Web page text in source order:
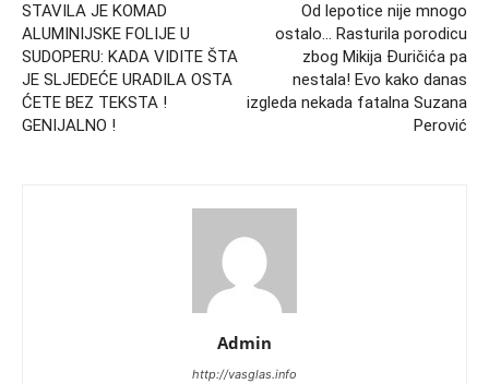
STAVILA JE KOMAD
ALUMINIJSKE FOLIJE U
SUDOPERU: KADA VIDITE ŠTA
JE SLJEDEĆE URADILA OSTA
ĆETE BEZ TEKSTA !
GENIJALNO !
Od lepotice nije mnogo
ostalo… Rasturila porodicu
zbog Mikija Đuričića pa
nestala! Evo kako danas
izgleda nekada fatalna Suzana
Perović
Admin
http://vasglas.info